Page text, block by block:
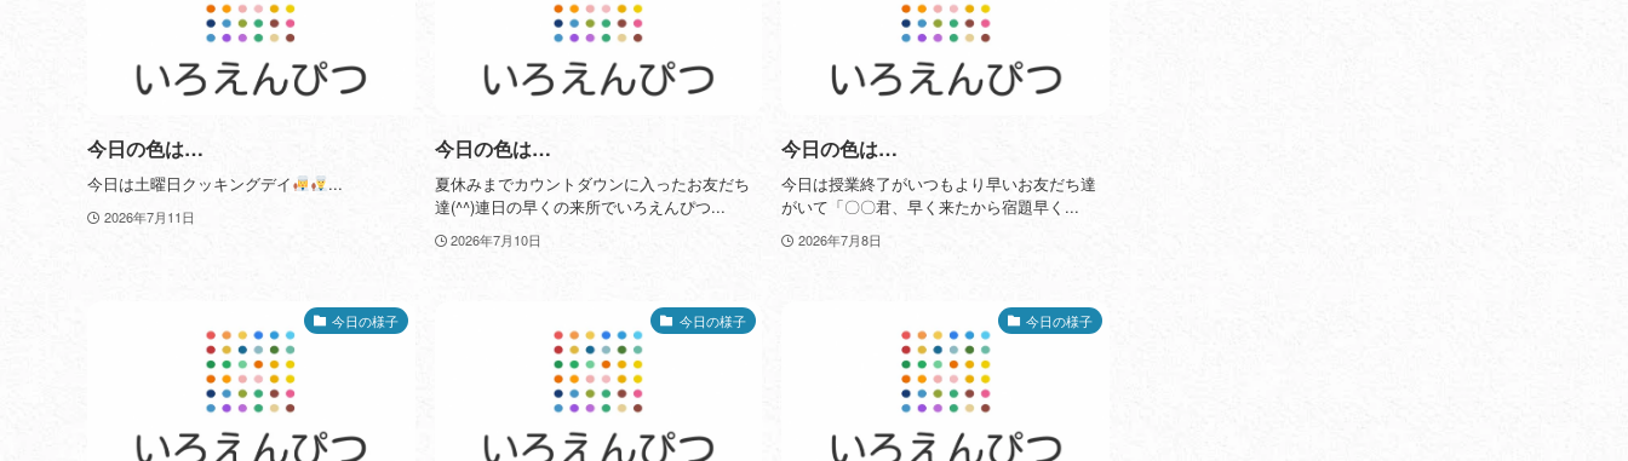
今日の色は…
今日は土曜日クッキングデイ ...
2026年7月11日
今日の色は…
夏休みまでカウントダウンに入ったお友だち
達(^^)連日の早くの来所でいろえんぴつ...
2026年7月10日
今日の色は…
今日は授業終了がいつもより早いお友だち達
がいて「〇〇君、早く来たから宿題早く...
2026年7月8日
今日の様子 今日の様子 今日の様子